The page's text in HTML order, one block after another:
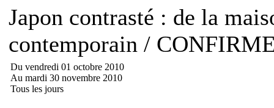
Japon contrasté : de la
contemporain /
Du vendredi 01 octobre 2010
Au mardi 30 novembre 2010
Tous les jours